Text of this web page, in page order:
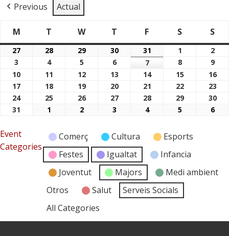
Previous
Actual
M
Dilluns
T Dimarts
WDimecres
T F Divendres
S Dissabte
S
27 27/07/2026
28 28/07/2026
2929/07/2026
30 30/07/2026
31 31/07/2026
1 01/08/2026
2
3
03/08/2026
404/08/2026
5 05/08/2026
6 06/08/2026
7 07/08/2026
8 08/08/2026
9
10 10/08/2026
11 11/08/2026
12 12/08/2026
13 13/08/2026
1414/08/2026
15 15/08/2026
16
17 17/08/2026
18 18/08/2026
19 19/08/2026
20 20/08/2026
21 21/08/2026
22 22/08/2026
23
24 24/08/2026
25 25/08/2026
26 26/08/2026
27 27/08/2026
28 28/08/2026
29 29/08/2026
30
31
31/08/2026
1 01/09/2026
2 02/09/2026
3 03/09/2026
404/09/2026
5 05/09/2026
606/
Event
Categories
Comerç Cultura
Esports
Festes
Igualtat
Infancia
Joventut
Majors
Medi ambient
Otros
Salut
Serveis Socials
All Categories